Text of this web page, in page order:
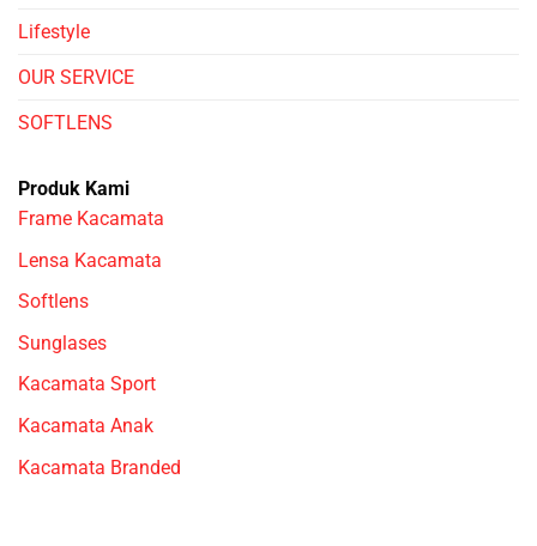
Lifestyle
OUR SERVICE
SOFTLENS
Produk Kami
Frame Kacamata
Lensa Kacamata
Softlens
Sunglases
Kacamata Sport
Kacamata Anak
Kacamata Branded